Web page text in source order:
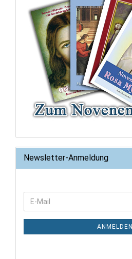
Newsletter-Anmeldung
WEITER
ZUR
NEWSLETTER-
E-
Mail
ANMELDEN